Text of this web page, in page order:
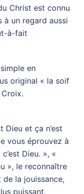
Christ est connu
à un regard aussi
à-fait
en
original « la soif
Dieu et ça n’est
vous éprouvez à
Dieu. », «
», le reconnaître
la jouissance,
puissant.